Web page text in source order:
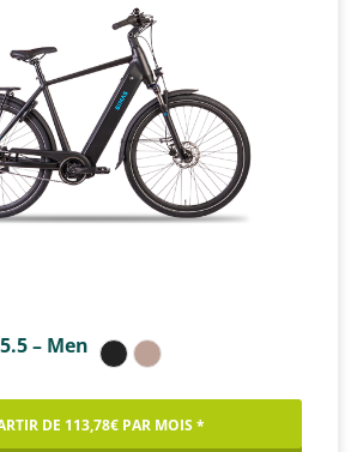
– Men
DE 113,78€ PAR MOIS *